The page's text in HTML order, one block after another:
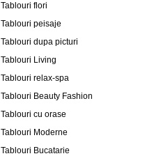
Tablouri flori
Tablouri peisaje
Tablouri dupa picturi
Tablouri Living
Tablouri relax-spa
Tablouri Beauty Fashion
Tablouri cu orase
Tablouri Moderne
Tablouri Bucatarie